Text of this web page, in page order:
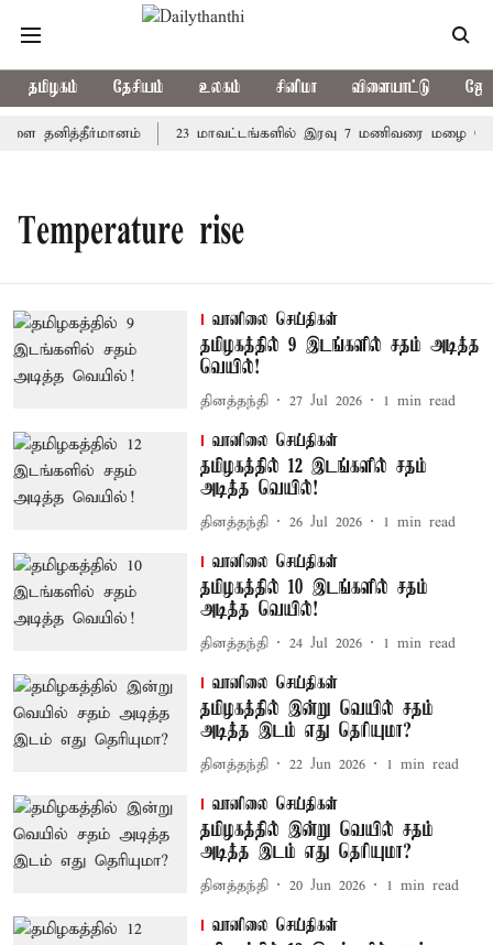
தமிழகம் தேசியம் உலகம் சினிமா விளையாட்டு
தனித்தீர்மானம் 23 மாவட்டங்களில் இரவு 7 மணிவரை மழை
Temperature rise
வானிலை செய்திகள்
தமிழகத்தில் 9 இடங்களில் சதம் அடித்த
வெயில்!
தினத்தந்தி 27 Jul 2026 1 min read
வானிலை செய்திகள்
தமிழகத்தில் 12 இடங்களில் சதம்
அடித்த வெயில்!
தினத்தந்தி 26 Jul 2026 1 min read
வானிலை செய்திகள்
தமிழகத்தில் 10 இடங்களில் சதம்
அடித்த வெயில்!
தினத்தந்தி 24 Jul 2026 1 min read
வானிலை செய்திகள்
தமிழகத்தில் இன்று வெயில் சதம்
அடித்த இடம் எது தெரியுமா?
தினத்தந்தி 22 Jun 2026 1 min read
வானிலை செய்திகள்
தமிழகத்தில் இன்று வெயில் சதம்
அடித்த இடம் எது தெரியுமா?
தினத்தந்தி 20 Jun 2026 1 min read
வானிலை செய்திகள்